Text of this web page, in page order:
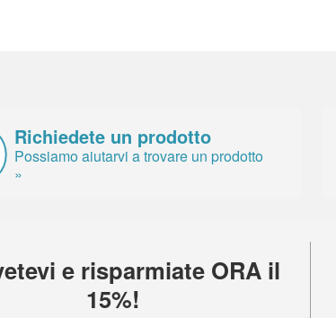
Richiedete un prodotto
Possiamo aiutarvi a trovare un prodotto
»
e risparmiate ORA il
15%!